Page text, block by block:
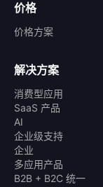
价格
价格方案
解决方案
消费型应用
SaaS 产品
AI
企业级支持
企业
多应用产品
B2B + B2C 统一